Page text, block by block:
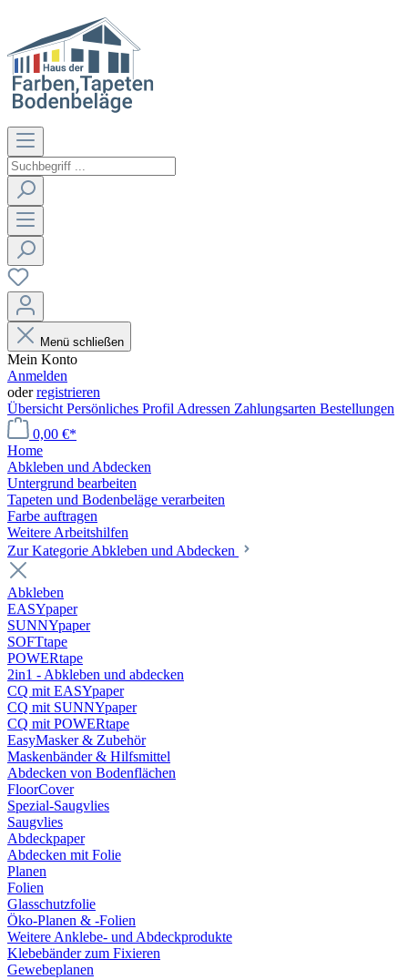
Menü schließen
Mein Konto
Anmelden
oderregistrieren
Übersicht Persönliches Profil Adressen Zahlungsarten Bestellungen
0,00 €*
Home
Abkleben und Abdecken
Untergrund bearbeiten
Tapeten und Bodenbeläge verarbeiten
Farbe auftragen
Weitere Arbeitshilfen
Zur Kategorie Abkleben und Abdecken
Abkleben
EASYpaper
SUNNYpaper
SOFTtape
POWERtape
2in1 - Abkleben und abdecken
CQ mit EASYpaper
CQ mit SUNNYpaper
CQ mit POWERtape
EasyMasker & Zubehör
Maskenbänder & Hilfsmittel
Abdecken von Bodenflächen
FloorCover
Spezial-Saugvlies
Saugvlies
Abdeckpaper
Abdecken mit Folie
Planen
Folien
Glasschutzfolie
Öko-Planen & -Folien
Weitere Anklebe- und Abdeckprodukte
Klebebänder zum Fixieren
Gewebeplanen